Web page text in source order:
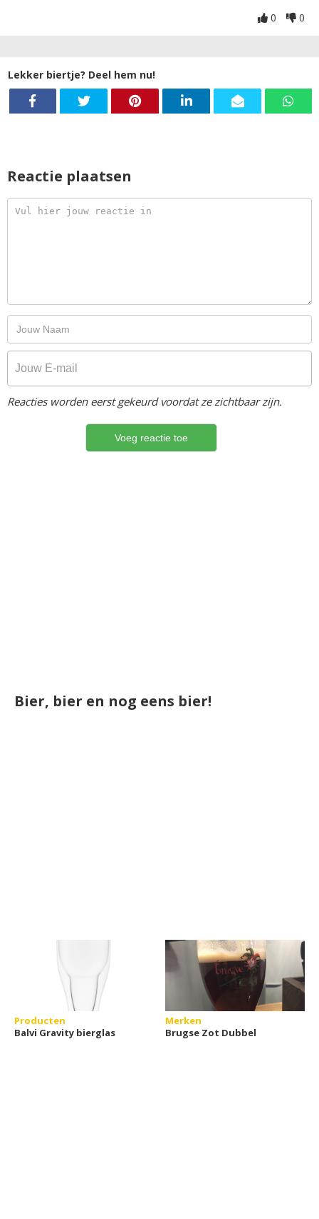
0 0
Lekker biertje? Deel hem nu!
Reactie plaatsen
Reacties worden eerst gekeurd voordat ze zichtbaar zijn.
Bier, bier en nog eens bier!
Producten
Balvi Gravity bierglas
Merken
Brugse Zot Dubbel